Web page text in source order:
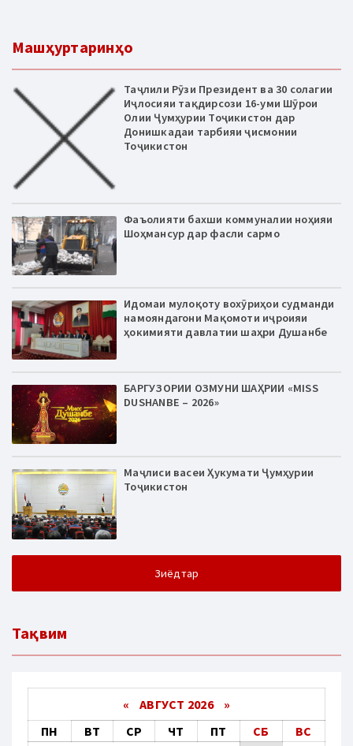
Машҳуртаринҳо
Таҷлили Рӯзи Президент ва 30 солагии
Иҷлосияи тақдирсози 16-уми Шӯрои
Олии Ҷумҳурии Тоҷикистон дар
Донишкадаи тарбияи ҷисмонии
Тоҷикистон
Фаъолияти бахши коммуналии ноҳияи
Шоҳмансур дар фасли сармо
Идомаи мулоқоту вохӯриҳои судманди
намояндагони Мақомоти иҷроияи
ҳокимияти давлатии шаҳри Душанбе
БАРГУЗОРИИ ОЗМУНИ ШАҲРИИ «MISS
DUSHANBE – 2026»
Маҷлиси васеи Ҳукумати Ҷумҳурии
Тоҷикистон
Зиёдтар
Тақвим
« АВГУСТ 2026 »
ПН
ВТ СР ЧТ ПТ СБ
ВС